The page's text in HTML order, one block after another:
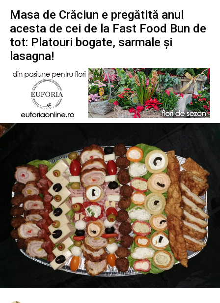
Masa de Crăciun e pregătită anul
acesta de cei de la Fast Food Bun de
tot: Platouri bogate, sarmale și
lasagna!